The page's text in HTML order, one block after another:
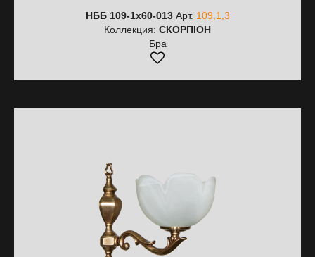
НББ 109-1х60-013Арт. 109,1,3
Коллекция: СКОРПІОН
Бра